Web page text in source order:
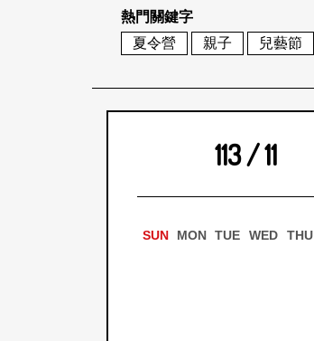
熱門關鍵字
夏令營
親子 兒藝節
113 / 11
SUN MON TUE WED THU